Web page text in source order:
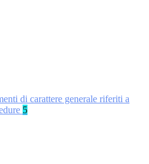
di carattere generale riferiti a
5